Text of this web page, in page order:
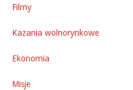
Filmy
Kazania wolnorynkowe
Ekonomia
Misje